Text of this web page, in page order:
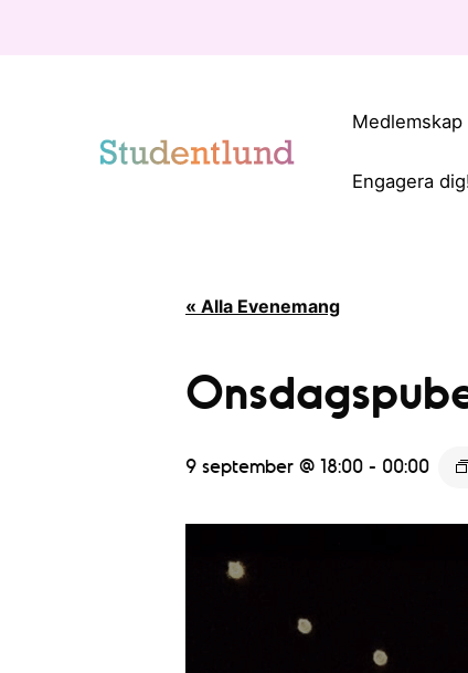
Medlemskap
Engagera
« Alla Evenemang
9 september @ 18:00 - 00:00